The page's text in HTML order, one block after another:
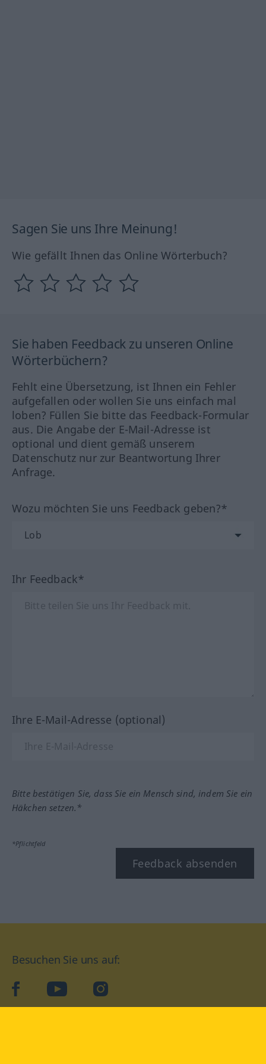
Sagen Sie uns Ihre Meinung!
Wie gefällt Ihnen das Online Wörterbuch?
Sie haben Feedback zu unseren Online
Wörterbüchern?
Fehlt eine Übersetzung, ist Ihnen ein Fehler
aufgefallen oder wollen Sie uns einfach mal
loben? Füllen Sie bitte das Feedback-Formular
aus. Die Angabe der E-Mail-Adresse ist
optional und dient gemäß unserem
Datenschutz nur zur Beantwortung Ihrer
Anfrage.
Wozu möchten Sie uns Feedback geben?*
Ihr Feedback*
Ihre E-Mail-Adresse (optional)
Bitte bestätigen Sie, dass Sie ein Mensch sind, indem Sie ein
Häkchen setzen.*
*Pflichtfeld
Feedback absenden
Besuchen Sie uns auf:
facebookYouTube Instagram